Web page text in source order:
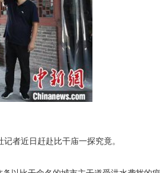
者近日赶赴比干庙一探究竟。